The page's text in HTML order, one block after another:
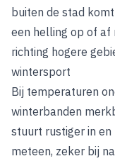
buiten de stad komt
een helling op of af
richting hogere
wintersport
Bij temperaturen
winterbanden
stuurt rustiger in
meteen, zeker bij